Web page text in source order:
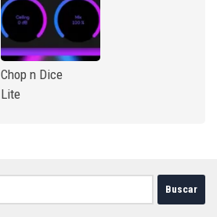
Chop n Dice
Lite